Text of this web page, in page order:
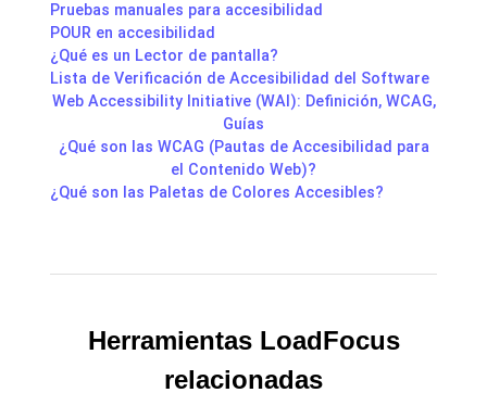
Pruebas manuales para accesibilidad
POUR en accesibilidad
¿Qué es un Lector de pantalla?
Lista de Verificación de Accesibilidad del Software
Web Accessibility Initiative (WAI): Definición, WCAG,
Guías
¿Qué son las WCAG (Pautas de Accesibilidad para
el Contenido Web)?
¿Qué son las Paletas de Colores Accesibles?
Herramientas LoadFocus
relacionadas